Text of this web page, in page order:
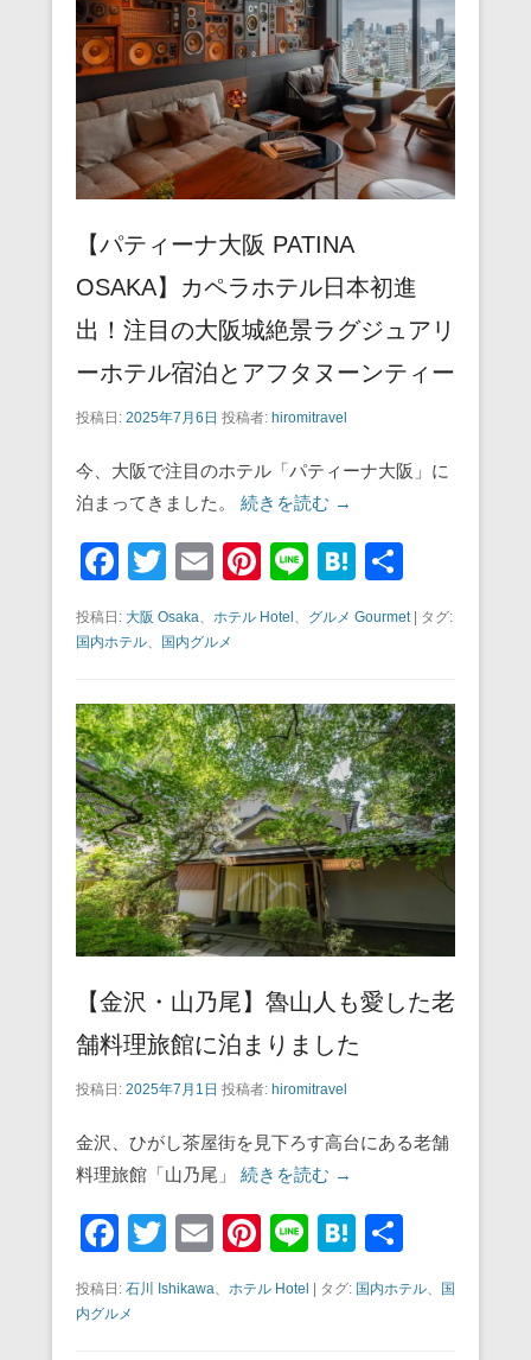
o
k
【パティーナ大阪 PATINA
OSAKA】カペラホテル日本初進
出！注目の大阪城絶景ラグジュアリ
ーホテル宿泊とアフタヌーンティー
投稿日: 2025年7月6日 投稿者: hiromitravel
今、大阪で注目のホテル「パティーナ大阪」に
泊まってきました。 続きを読む →
F
a
c
b
o
o
k
T
tt
E
ail
Pi
st
Li
n
e
H
a
投稿日: 大阪 Osaka、 ホテル Hotel、 グルメ Gourmet| タグ:
国内ホテル、 国内グルメ
【金沢・山乃尾】魯山人も愛した老
舗料理旅館に泊まりました
投稿日: 2025年7月1日 投稿者: hiromitravel
金沢、ひがし茶屋街を見下ろす高台にある老舗
料理旅館「山乃尾」 続きを読む →
F
a
c
T
E
ail
Pi
er
Li
e
H
at
e
投稿日: 石川 Ishikawa ホテル Hotel | タグ: 国内ホテル
国
内グルメ